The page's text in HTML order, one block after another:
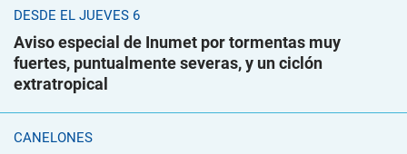
DESDE EL JUEVES 6
Aviso especial de Inumet por tormentas muy
fuertes, puntualmente severas, y un ciclón
extratropical
CANELONES